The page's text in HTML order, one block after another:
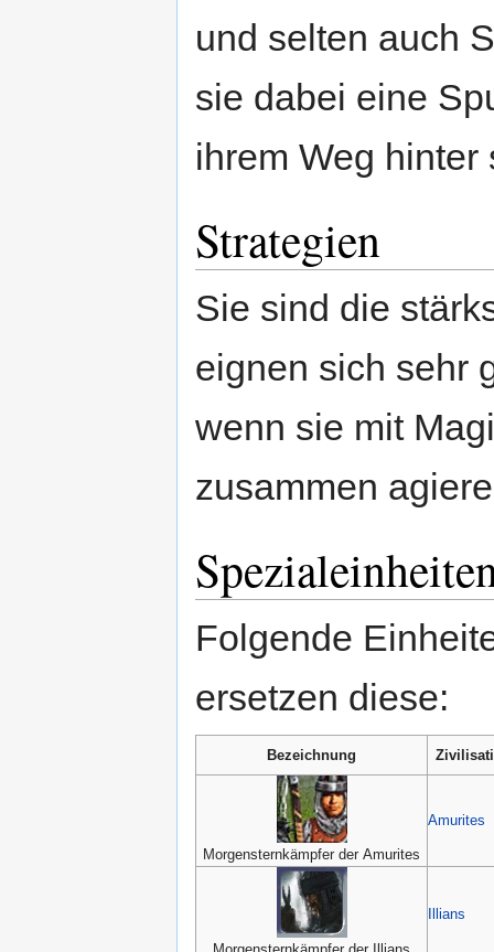
und selten auch
sie dabei eine
ihrem Weg hinter
Strategien
Sie sind die
eignen sich sehr
wenn sie mit
zusammen
Folgende
ersetzen diese:
Bezeichnung
Morgensternkämpfer der Amurites
Amurites
Illians